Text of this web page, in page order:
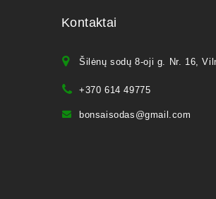
Kontaktai
Šilėnų sodų 8-oji g. Nr. 16,
+370 614 49775
bonsaisodas@gmail.com